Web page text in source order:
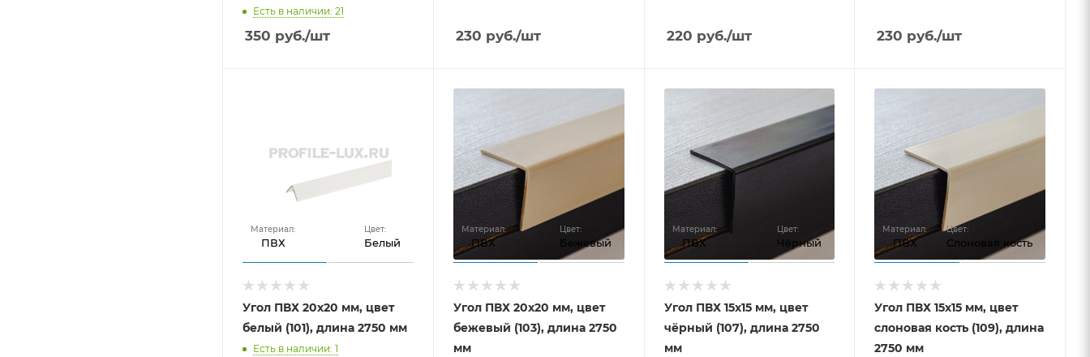
Есть в наличии: 21
350 руб./шт 230 руб./шт 220 руб./шт 230 руб./шт
Цвет:
Белый
Материал:
ПВХ
Угол ПВХ 20х20 мм, цвет
белый (101), длина 2750 мм
Есть в наличии: 1
Цвет:
Бежевый
Материал:
ПВХ
Угол ПВХ 20х20 мм, цвет
бежевый (103), длина 2750
мм
Цвет:
Чёрный
Материал:
ПВХ
Угол ПВХ 15х15 мм, цвет
чёрный (107), длина 2750
мм
Цвет:
Слоновая кость
Материал:
ПВХ
Угол ПВХ 15х15 мм, цвет
слоновая кость (109), длина
2750 мм